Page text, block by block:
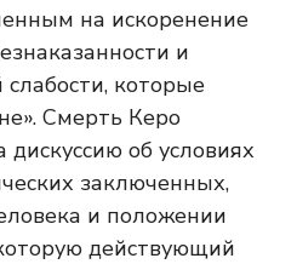
на искоренение
и
которые
Смерть Керо
дискуссию об условиях
заключенных,
и положении
действующий